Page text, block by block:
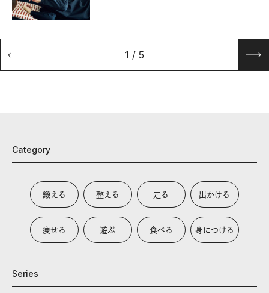
1 / 5
Category
鍛える 整える 走る 出かける
痩せる 遊ぶ 食べる 身につける
Series